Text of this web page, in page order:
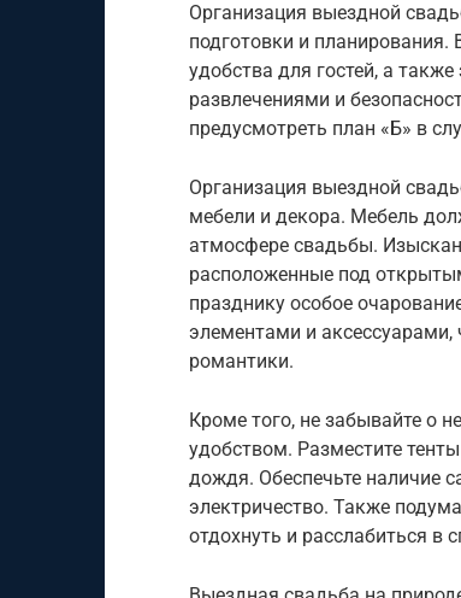
Организация выездной
подготовки и
удобства для гостей, а
развлечениями и
предусмотреть план «Б» в
Организация выездной
мебели и декора. Мебель
атмосфере свадьбы.
расположенные под
празднику особое
элементами и
романтики.
Кроме того, не забывайте о
удобством. Разместите
дождя. Обеспечьте наличие
электричество. Также
отдохнуть и расслабиться в